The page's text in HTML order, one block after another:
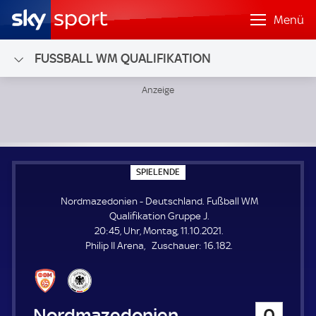
Menü
FUSSBALL WM QUALIFIKATION
SPIELENDE
P
E
E
N
E
Nordmazedonien - Deutschland. Fußball WM
Qualifikation Gruppe J.
20:45, Uhr, Montag, 11.10.2021.
Philip II Arena
Zuschauer: Z
16.182.